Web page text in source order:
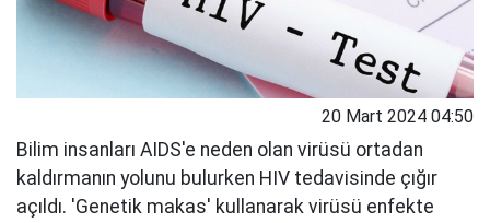
20 Mart 2024 04:50
Bilim insanları AIDS'e neden olan virüsü ortadan
kaldırmanın yolunu bulurken HIV tedavisinde çığır
açıldı. 'Genetik makas' kullanarak virüsü enfekte